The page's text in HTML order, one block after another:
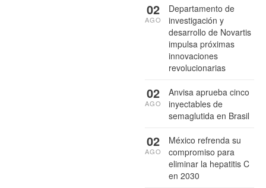
Departamento de
investigación y
desarrollo de Novartis
impulsa próximas
innovaciones
revolucionarias
02
AGO
Anvisa aprueba cinco
inyectables de
semaglutida en Brasil
02
AGO
México refrenda su
compromiso para
eliminar la hepatitis C
en 2030
02
AGO